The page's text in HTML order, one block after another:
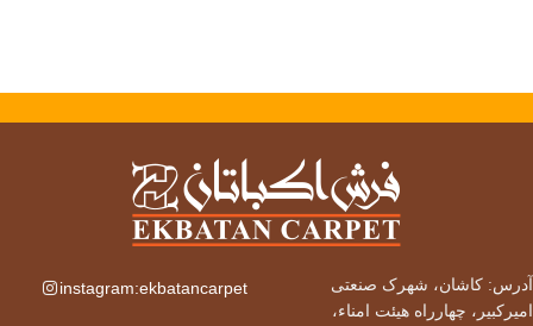
آدرس: کاشان، شهرک صنعتی
امیرکبیر، چهارراه هیئت امناء،
instagram:ekbatancarpet